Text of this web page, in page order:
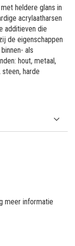
meer informatie
heldere glans in
acrylaatharsen
additieven die
de eigenschappen
als
hout, metaal,
harde